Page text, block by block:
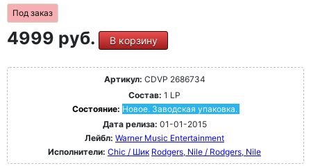
Под заказ
4999 руб. В корзину
Артикул: CDVP 2686734
Состав: 1 LP
Состояние: Новое. Заводская упаковка.
Дата релиза: 01-01-2015
Лейбл: Warner Music Entertainment
Исполнители: Chic / Шик Rodgers, Nile / Rodgers, Nile